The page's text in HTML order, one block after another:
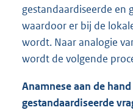
gestandaardiseerde en
waardoor er bij de
wordt. Naar analogie
wordt de volgende
Anamnese aan de
gestandaardiseerde